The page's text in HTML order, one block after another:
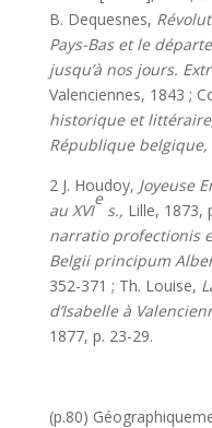
B. Dequesnes,
Pays-Bas et le
jusqu’à nos jours.
Valenciennes, 1843 ;
historique et
République belgique,
2 J. Houdoy, Joyeuse
au XVI
e
s., Lille, 1873,
narratio profectionis
Belgii principum
352-371 ; Th. Louise,
d’Isabelle à
1877, p. 23-29.
(p.80)